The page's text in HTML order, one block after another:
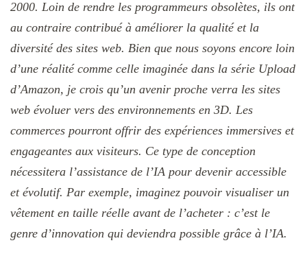
2000. Loin de rendre les programmeurs obsolètes, ils ont
au contraire contribué à améliorer la qualité et la
diversité des sites web. Bien que nous soyons encore loin
d’une réalité comme celle imaginée dans la série Upload
d’Amazon, je crois qu’un avenir proche verra les sites
web évoluer vers des environnements en 3D. Les
commerces pourront offrir des expériences immersives et
engageantes aux visiteurs. Ce type de conception
nécessitera l’assistance de l’IA pour devenir accessible
et évolutif. Par exemple, imaginez pouvoir visualiser un
vêtement en taille réelle avant de l’acheter : c’est le
genre d’innovation qui deviendra possible grâce à l’IA.